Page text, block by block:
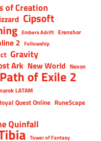
of Creation
Cipsoft
Embers Adrift Erenshor
2 Fellowship
Gravity
Ark New World Nexon
Path of Exile 2
LATAM
Quest Online RuneScape
Quinfall
Tower of Fantasy